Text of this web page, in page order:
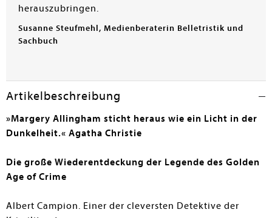
herauszubringen.
Susanne Steufmehl, Medienberaterin Belletristik und
Sachbuch
Artikelbeschreibung
»Margery Allingham sticht heraus wie ein Licht in der
Dunkelheit.« Agatha Christie
Die große Wiederentdeckung der Legende des Golden
Age of Crime
Albert Campion. Einer der cleversten Detektive der